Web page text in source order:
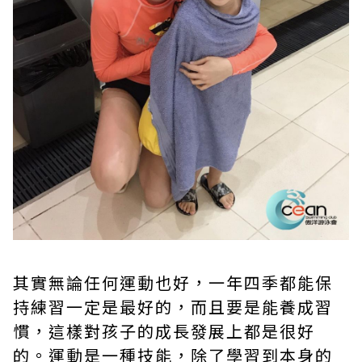
其實無論任何運動也好，一年四季都能保
持練習一定是最好的，而且要是能養成習
慣，這樣對孩子的成長發展上都是很好
的。運動是一種技能，除了學習到本身的